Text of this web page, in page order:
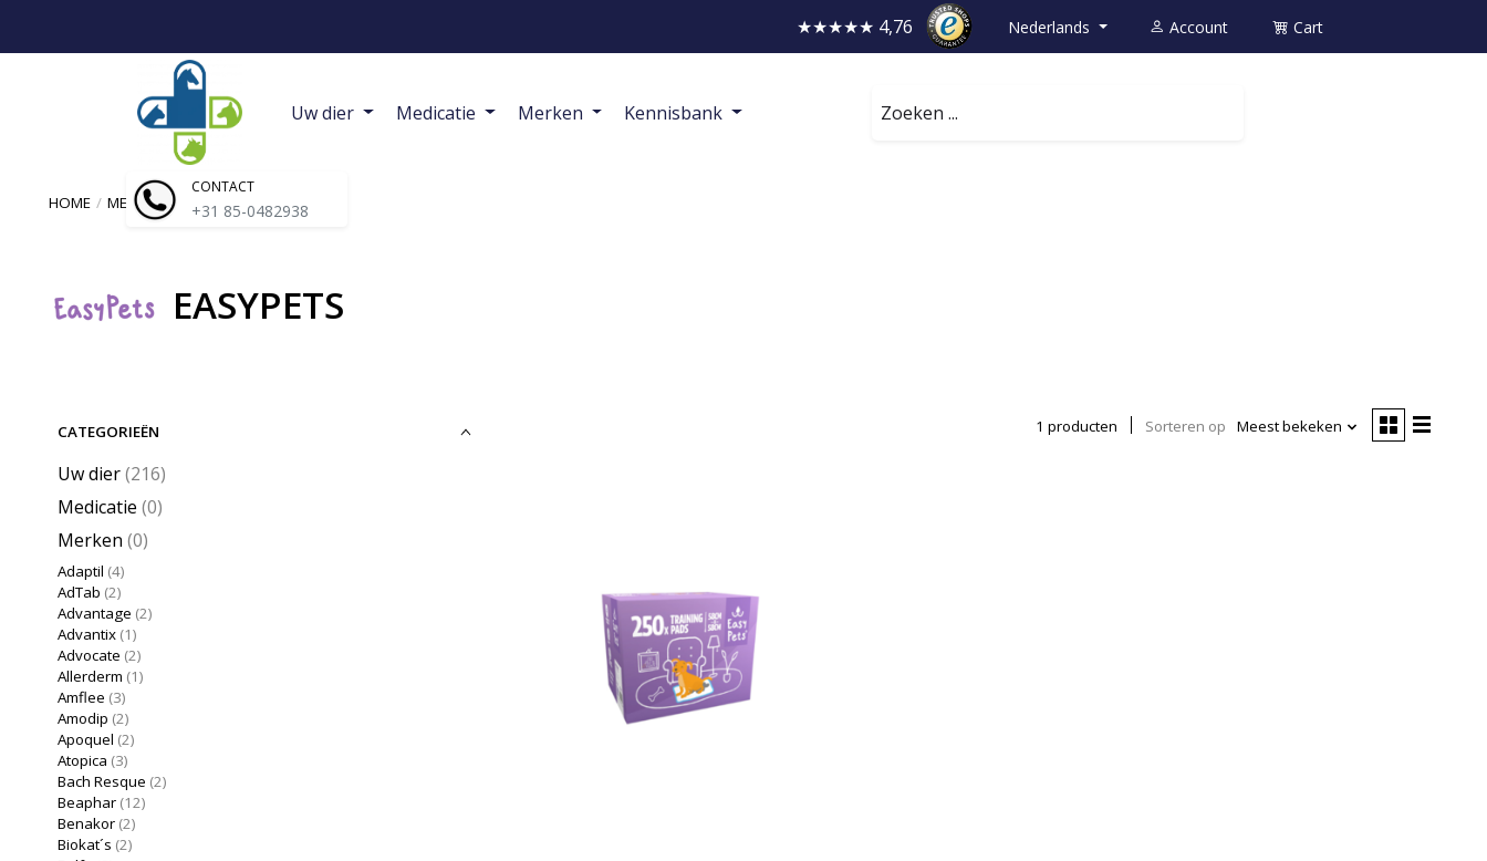
★★★★★ 4,76 Nederlands Account Cart
Uw dier Medicatie Merken Kennisbank
CONTACT
+31 85-0482938
HOME / MERKEN / EASYPETS
EASYPETS
CATEGORIEËN
Uw dier(216)
Medicatie (0)
Merken (0)
Adaptil (4)
AdTab (2)
Advantage (2)
Advantix (1)
Advocate (2)
Allerderm (1)
Amflee (3)
Amodip (2)
Apoquel (2)
Atopica (3)
Bach Resque (2)
Beaphar (12)
Benakor (2)
Biokat´s (2)
1 producten Sorteren op Meest bekeken